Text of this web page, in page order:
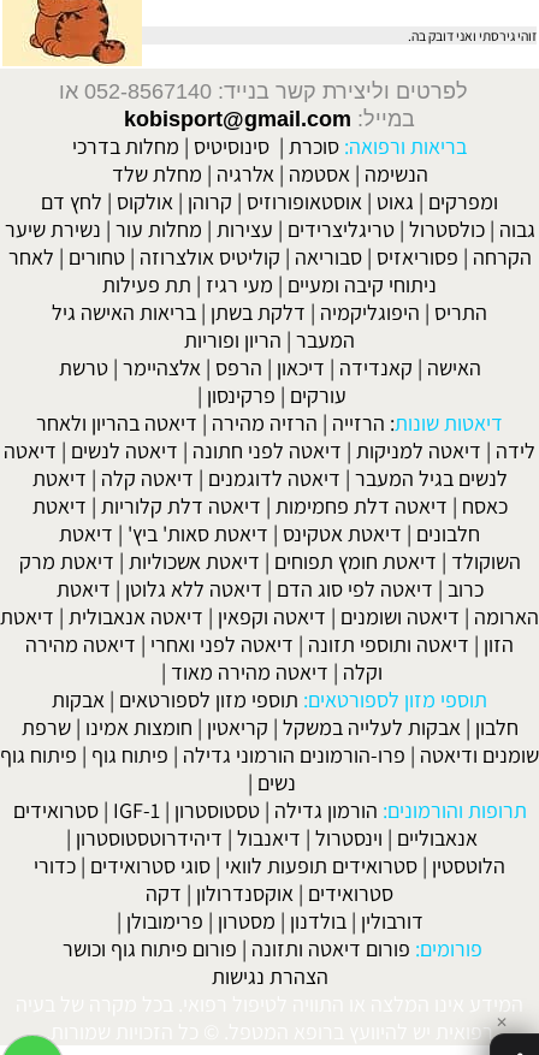
זוהי גירסתי ואני דובק בה.
לפרטים וליצירת קשר בנייד: 052-8567140
או
במייל: kobisport@gmail.com
בריאות ורפואה: סוכרת | סינוסיטיס | מחלות בדרכי
הנשימה | אסטמה | אלרגיה | מחלת שלד
ומפרקים | גאוט | אוסטאופורוזיס | קרוהן | אולקוס | לחץ דם
גבוה |כולסטרול |טריגליצרידים | עצירות | מחלות עור | נשירת שיער
הקרחה | פסוריאזיס |סבוריאה | קוליטיס אולצרוזה |טחורים | לאחר
ניתוחי קיבה ומעיים | מעי רגיז | תת פעילות
התריס | היפוגליקמיה | דלקת בשתן | בריאות האישה גיל
המעבר | הריון ופוריות
האישה | קאנדידה | דיכאון | הרפס | אלצהיימר |טרשת
עורקים | פרקינסון |
דיאטות שונות: הרזייה | הרזיה מהירה | דיאטה בהריון ולאחר
לידה | דיאטה למניקות | דיאטה לפני חתונה | דיאטה לנשים | דיאטה
לנשים בגיל המעבר | דיאטה לדוגמנים | דיאטה קלה | דיאטת
כאסח | דיאטה דלת פחמימות | דיאטה דלת קלוריות | דיאטת
חלבונים | דיאטת אטקינס | דיאטת סאות' ביץ' | דיאטת
השוקולד | דיאטת חומץ תפוחים | דיאטת אשכוליות | דיאטת מרק
כרוב | דיאטה לפי סוג הדם | דיאטה ללא גלוטן | דיאטת
הארומה | דיאטה ושומנים | דיאטה וקפאין | דיאטה אנאבולית | דיאטת
הזון | דיאטה ותוספי תזונה | דיאטה לפני ואחרי | דיאטה מהירה
וקלה | דיאטה מהירה מאוד |
תוספי מזון לספורטאים: תוספי מזון לספורטאים | אבקות
חלבון | אבקות לעלייה במשקל | קריאטין | חומצות אמינו |שרפת
שומנים ודיאטה | פרו-הורמונים הורמוני גדילה | פיתוח גוף | פיתוח גוף
נשים |
תרופות והורמונים: הורמון גדילה |טסטוסטרון |
IGF-1
|סטרואידים
אנאבוליים | וינסטרול | דיאנבול | דיהידרוטסטוסטרון |
הלוטסטין | סטרואידים תופעות לוואי | סוגי סטרואידים | כדורי
סטרואידים | אוקסנדרולון | דקה
דורבולין | בולדנון | מסטרון | פרימובולן |
פורומים: פורום דיאטה ותזונה | פורום פיתוח גוף וכושר
הצהרת נגישות
המידע אינו המלצה או התוויה לטיפול רפואי. בכל מקרה של בעיה
רפואית יש להיוועץ ברופא המטפל. © כל הזכויות שמורות. ✕